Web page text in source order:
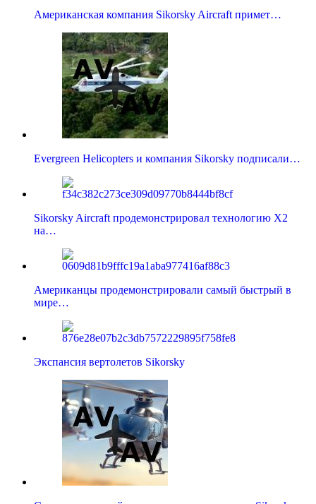
Американская компания Sikorsky Aircraft примет…
Evergreen Helicopters и компания Sikorsky подписали…
Sikorsky Aircraft продемонстрировал технологию X2
на…
Американцы продемонстрировали самый быстрый в
мире…
Экспансия вертолетов Sikorsky